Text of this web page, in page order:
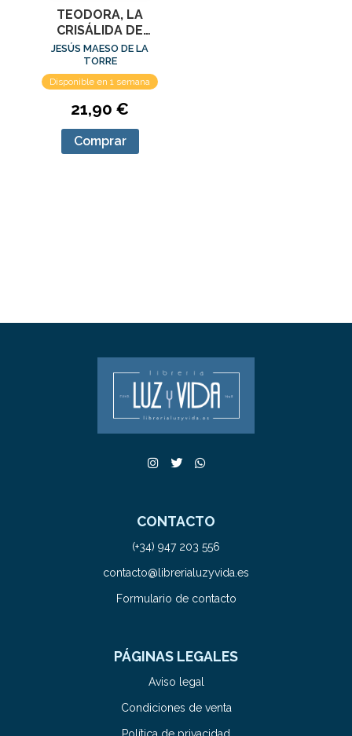
TEODORA, LA
CRISÁLIDA DE
BIZANCIO
JESÚS MAESO DE LA
TORRE
Disponible en 1 semana
21,90 €
Comprar
CONTACTO
(+34) 947 203 556
contacto@librerialuzyvida.es
Formulario de contacto
PÁGINAS LEGALES
Aviso legal
Condiciones de venta